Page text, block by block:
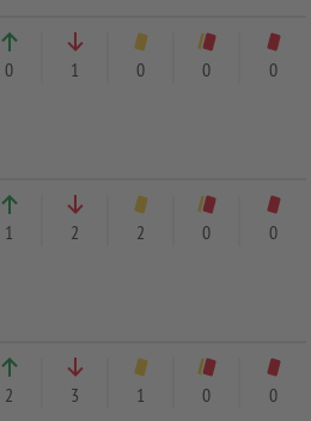
0 1 0 0 0
1 2 2 0 0
2 3 1 0 0